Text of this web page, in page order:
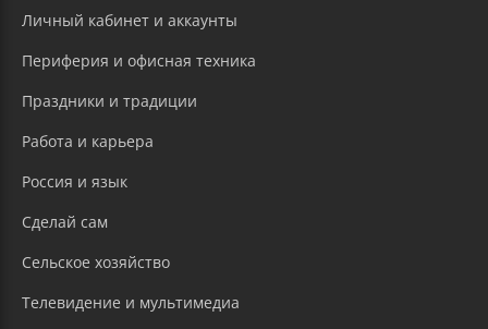
Личный кабинет и аккаунты
Периферия и офисная техника
Праздники и традиции
Работа и карьера
Россия и язык
Сделай сам
Сельское хозяйство
Телевидение и мультимедиа